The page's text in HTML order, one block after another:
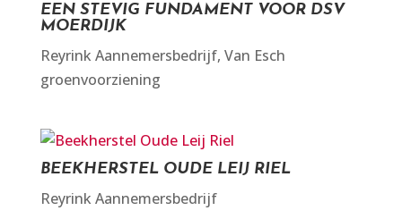
EEN STEVIG FUNDAMENT VOOR DSV
MOERDIJK
Reyrink Aannemersbedrijf, Van Esch
groenvoorziening
BEEKHERSTEL OUDE LEIJ RIEL
Reyrink Aannemersbedrijf